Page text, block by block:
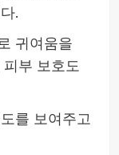
.
귀여움을
부 보호도
를 보여주고